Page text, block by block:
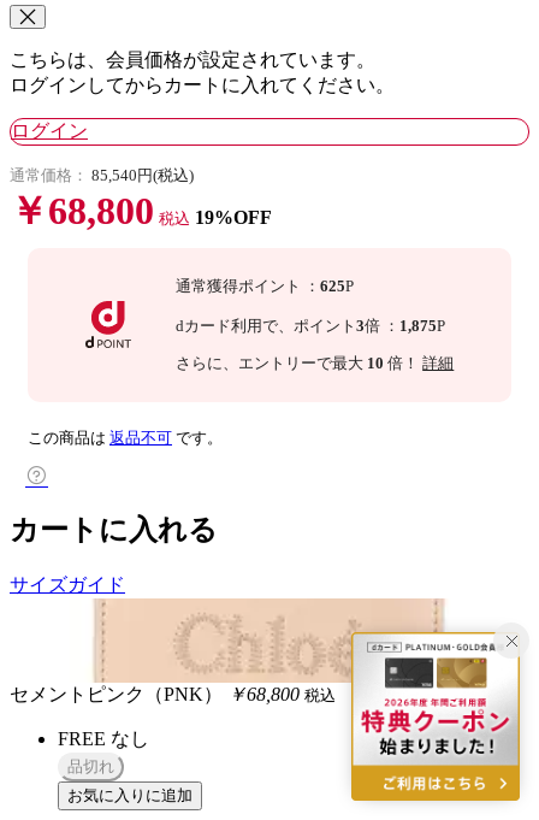
こちらは、会員価格が設定されています。
ログインしてからカートに入れてください。
ログイン
通常価格： 85,540円(税込)
￥68,800 税込 19%OFF
通常獲得ポイント ：625P
dカード利用で、 ポイント3倍 ： 1,875P
さらに 、エントリーで最大 10 倍！詳細
この商品は 返品不可 です。
カートに入れる
サイズガイド
セメントピンク（PNK） ￥68,800 税込
FREE なし
品切れ
お気に入りに追加